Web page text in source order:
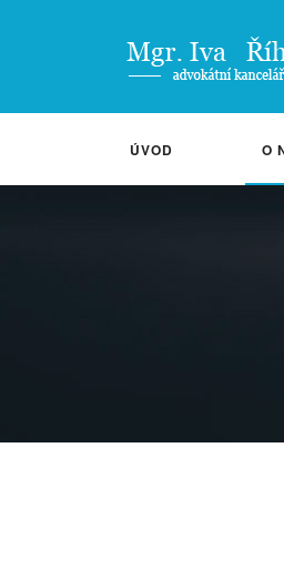
ÚVOD O